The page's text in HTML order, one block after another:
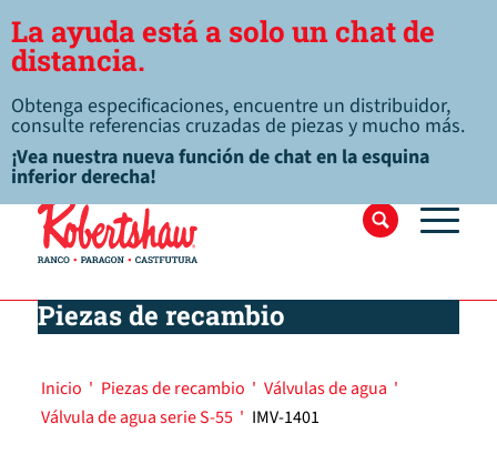
La ayuda está a solo un chat de
distancia.
Obtenga especificaciones, encuentre un distribuidor,
consulte referencias cruzadas de piezas y mucho más.
¡Vea nuestra nueva función de chat en la esquina
inferior derecha!
Piezas de recambio
Inicio ' Piezas de recambio ' Válvulas de agua '
Válvula de agua serie S-55 ' IMV-1401